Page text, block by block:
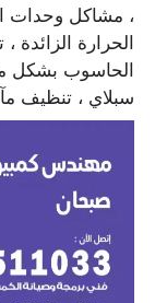
، مشاكل وحدات
الحرارة الزائدة
الحاسوب بشكل
سبلاي ، تنظيف